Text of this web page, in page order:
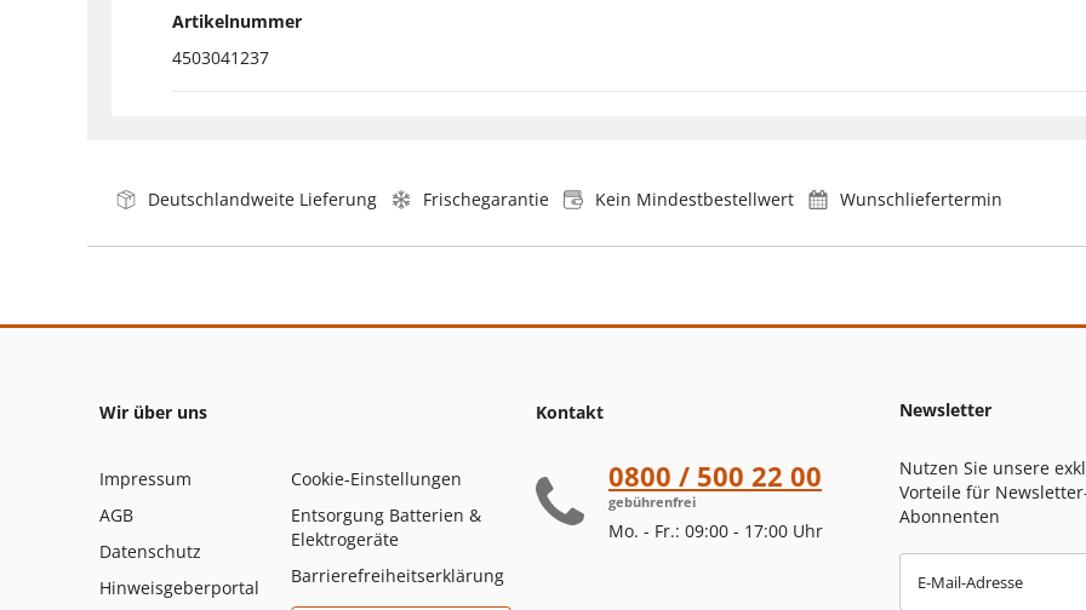
Artikelnummer
4503041237
Deutschlandweite Lieferung Frischegarantie Kein Mindestbestellwert Wunschliefertermin
Wir über uns
Impressum
AGB
Datenschutz
Hinweisgeberportal
Cookie-Einstellungen
Entsorgung Batterien &
Elektrogeräte
Barrierefreiheitserklärung
Kontakt
0800 / 500 22 00
gebührenfrei
Mo. - Fr.: 09:00 - 17:00 Uhr
Newsletter
Nutzen Sie unsere
Vorteile für
Abonnenten
E-Mail-Adresse